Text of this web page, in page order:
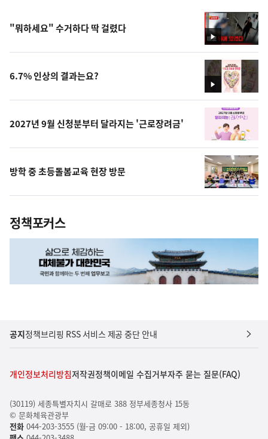
영
상
"뭐하세요" 수거하다 딱 걸렸다
영
상
6.7% 인상의 결과는요?
2027년 9월 신청분부터 달라지는 '근로장려금'
방학 중 초등돌봄교육 현장 방문
정책포커스
공지정책브리핑 RSS 서비스 제공 중단 안내
개인정보처리방침저작권정책이메일 수집거부자주 묻는 질문(FAQ)
(30119) 세종특별자치시 갈매로 388 정부세종청사 15동
© 문화체육관광부
전화044-203-3555 (월-금 09:00 - 18:00, 공휴일 제외)